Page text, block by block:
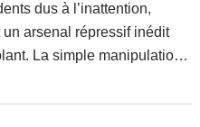
dus à l’inattention,
arsenal répressif inédit
La simple manipulation
de conduire dans douze